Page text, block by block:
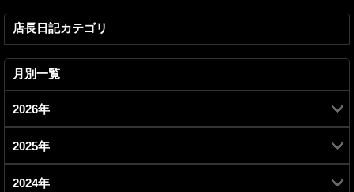
店長日記カテゴリ
月別一覧
2026年
2月 (1)
2025年
7月 (1)
2024年